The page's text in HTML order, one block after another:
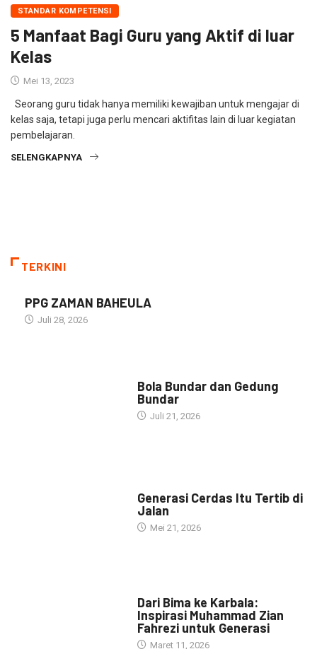
STANDAR KOMPETENSI
5 Manfaat Bagi Guru yang Aktif di luar
Kelas
Mei 13, 2023
Seorang guru tidak hanya memiliki kewajiban untuk mengajar di
kelas saja, tetapi juga perlu mencari aktifitas lain di luar kegiatan
pembelajaran.
SELENGKAPNYA
TERKINI
PPG ZAMAN BAHEULA
Juli 28, 2026
Bola Bundar dan Gedung
Bundar
Juli 21, 2026
Generasi Cerdas Itu Tertib di
Jalan
Mei 21, 2026
Dari Bima ke Karbala:
Inspirasi Muhammad Zian
Fahrezi untuk Generasi
Maret 11, 2026